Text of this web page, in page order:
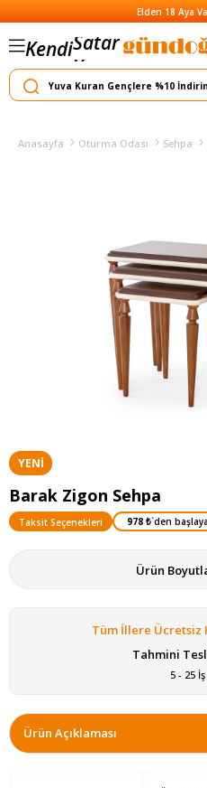
Elden 18 Aya
Kendi
Satar
Yapar
Anasayfa Oturma Odası Sehpa
YENI
ÜRÜN
Barak Zigon Sehpa
Taksit Seçenekleri 978 ₺`den
Ürün
Tüm İllere Ücretsiz
Tahmini
5 - 25
Ürün Açıklaması